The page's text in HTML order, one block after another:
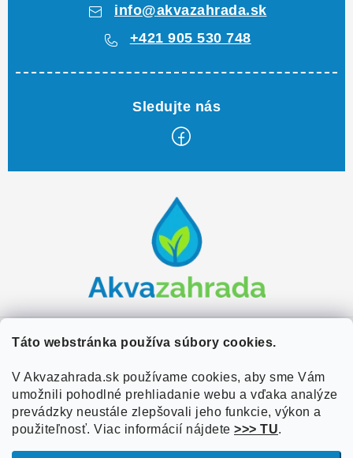
Táto webstránka používa súbory cookies.
V Akvazahrada.sk používame cookies, aby sme Vám
umožnili pohodlné prehliadanie webu a vďaka analýze
prevádzky neustále zlepšovali jeho funkcie, výkon a
použiteľnosť. Viac informácií nájdete >>> TU.
info@akvazahrada.sk
+421 905 530 748
e
Zákaznícky servis
Doprava a platba
Obchodné podmienky
Užitočné informácie
O nás
Referencie
Overené zákazníkmi